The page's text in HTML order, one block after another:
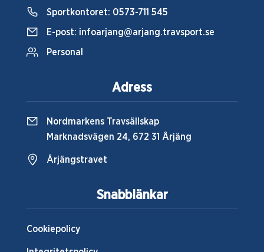
Snabblänkar
Cookiepolicy
Sportkontoret: 0573-711 545
E-post: infoarjang@arjang.travsport.se
Personal
Adress
Nordmarkens Travsällskap
Marknadsvägen 24, 672 31 Årjäng
Årjängstravet